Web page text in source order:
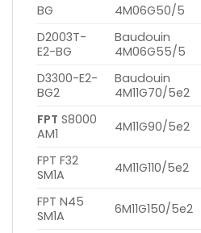
BG
4M06G50/5
D2003T-
E2-BG
Baudouin
4M06G55/5
D3300-E2-
BG2
Baudouin
4M11G70/5e2
FPT S8000
AM1
4M11G90/5e2
FPT F32
SM1A
4M11G110/5e2
FPT N45
SM1A
6M11G150/5e2